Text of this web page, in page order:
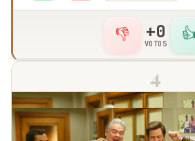
👍
+0
VOTOS
👎
4